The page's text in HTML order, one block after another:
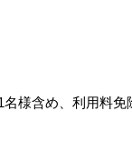
様含め、利用料免